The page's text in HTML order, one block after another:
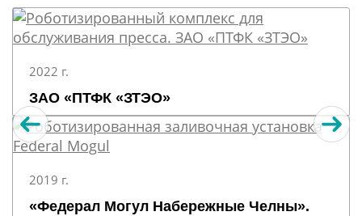
2022 г.
ЗАО «ПТФК «ЗТЭО»
2019 г.
«Федерал Могул Набережные Челны».